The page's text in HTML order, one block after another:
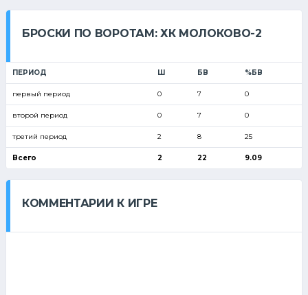
БРОСКИ ПО ВОРОТАМ: ХК МОЛОКОВО-2
ПЕРИОД Ш БВ %БВ
первый период 0 7 0
второй период 0 7 0
третий период 2 8 25
Всего 2 22 9.09
КОММЕНТАРИИ К ИГРЕ